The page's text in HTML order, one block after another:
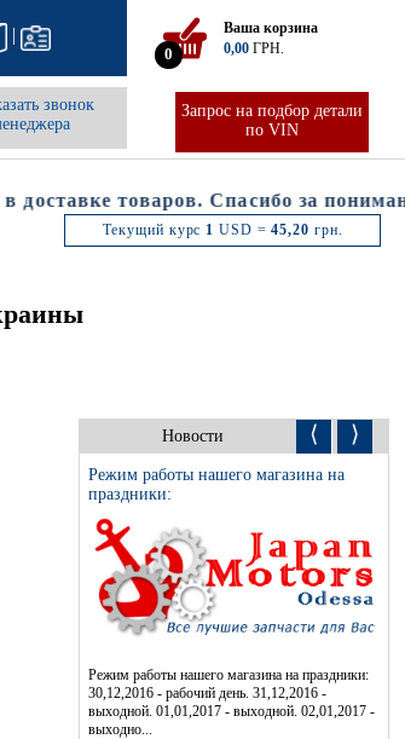
|
Запрос на подбор детали
по VIN
звонок
0
Ваша корзина
0,00 ГРН.
товаров. Спасибо за
Текущий курс 1 USD =45,20 грн.
Новости ⟨ ⟩
Режим работы нашего магазина на
праздники:
Режим работы нашего магазина на праздники:
30,12,2016 - рабочий день. 31,12,2016 -
выходной. 01,01,2017 - выходной. 02,01,2017 -
выходно...